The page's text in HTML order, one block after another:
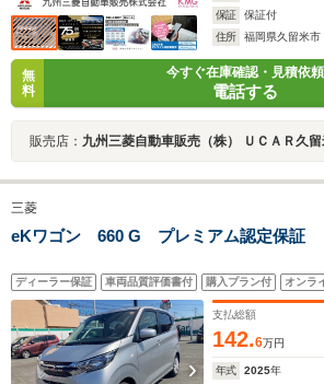
保証
保証付
住所
福岡県久留米市
無
料
今すぐ在庫確認・見積依頼
電話する
販売店： 九州三菱自動車販売（株） ＵＣＡＲ久
三菱
eKワゴン 660 G プレミアム認定保証
ディーラー保証 車両品質評価書付 購入プラン付 オンラ
支払総額
142.6万円
年式 2025年